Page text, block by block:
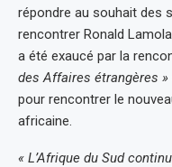
répondre au souhait des
rencontrer Ronald
a été exaucé par la
des Affaires étrangères »
pour rencontrer le
africaine.
« L’Afrique du Sud